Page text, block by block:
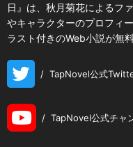
日』は、秋月菊花によるフ
やキャラクターのプロフィ
ラスト付きのWeb小説が無
/ TapNovel公式
/ TapNovel公式チャ